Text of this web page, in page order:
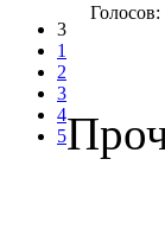
3
1
2
3
4
5
Голосов: